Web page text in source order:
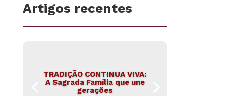
Artigos recentes
TRADIÇÃO CONTINUA VIVA:
A Sagrada Família que une
gerações